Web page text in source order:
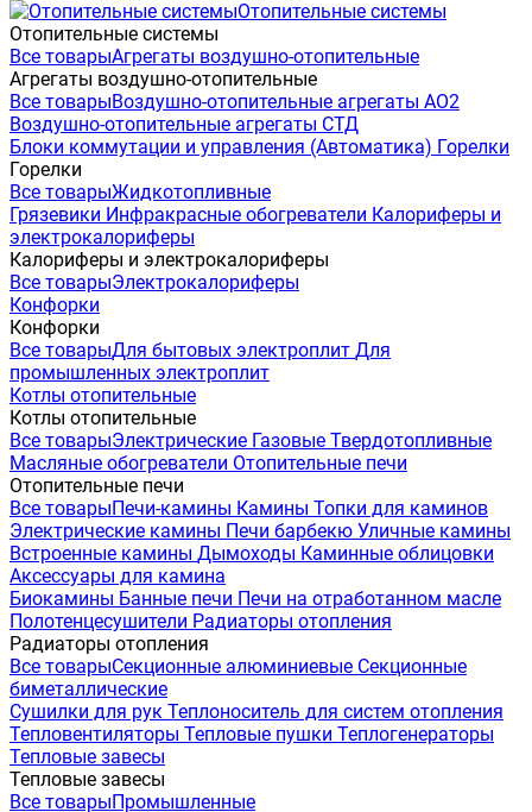
Отопительные системы
Отопительные системы
Все товарыАгрегаты воздушно-отопительные
Агрегаты воздушно-отопительные
Все товарыВоздушно-отопительные агрегаты АО2
Воздушно-отопительные агрегаты СТД
Блоки коммутации и управления (Автоматика) Горелки
Горелки
Все товарыЖидкотопливные
Грязевики Инфракрасные обогреватели Калориферы и
электрокалориферы
Калориферы и электрокалориферы
Все товарыЭлектрокалориферы
Конфорки
Конфорки
Все товарыДля бытовых электроплит Для
промышленных электроплит
Котлы отопительные
Котлы отопительные
Все товарыЭлектрические Газовые Твердотопливные
Масляные обогреватели Отопительные печи
Отопительные печи
Все товарыПечи-камины Камины Топки для каминов
Электрические камины Печи барбекю Уличные камины
Встроенные камины Дымоходы Каминные облицовки
Аксессуары для камина
Биокамины Банные печи Печи на отработанном масле
Полотенцесушители Радиаторы отопления
Радиаторы отопления
Все товарыСекционные алюминиевые Секционные
биметаллические
Сушилки для рук Теплоноситель для систем отопления
Тепловентиляторы Тепловые пушки Теплогенераторы
Тепловые завесы
Тепловые завесы
Все товарыПромышленные